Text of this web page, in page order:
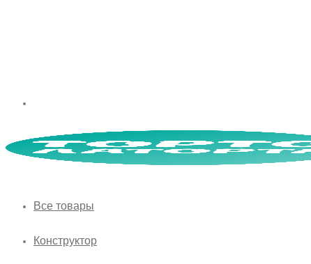
Все товары
Конструктор